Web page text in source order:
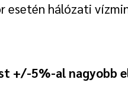
hálózati
+/-5%-al nagyobb